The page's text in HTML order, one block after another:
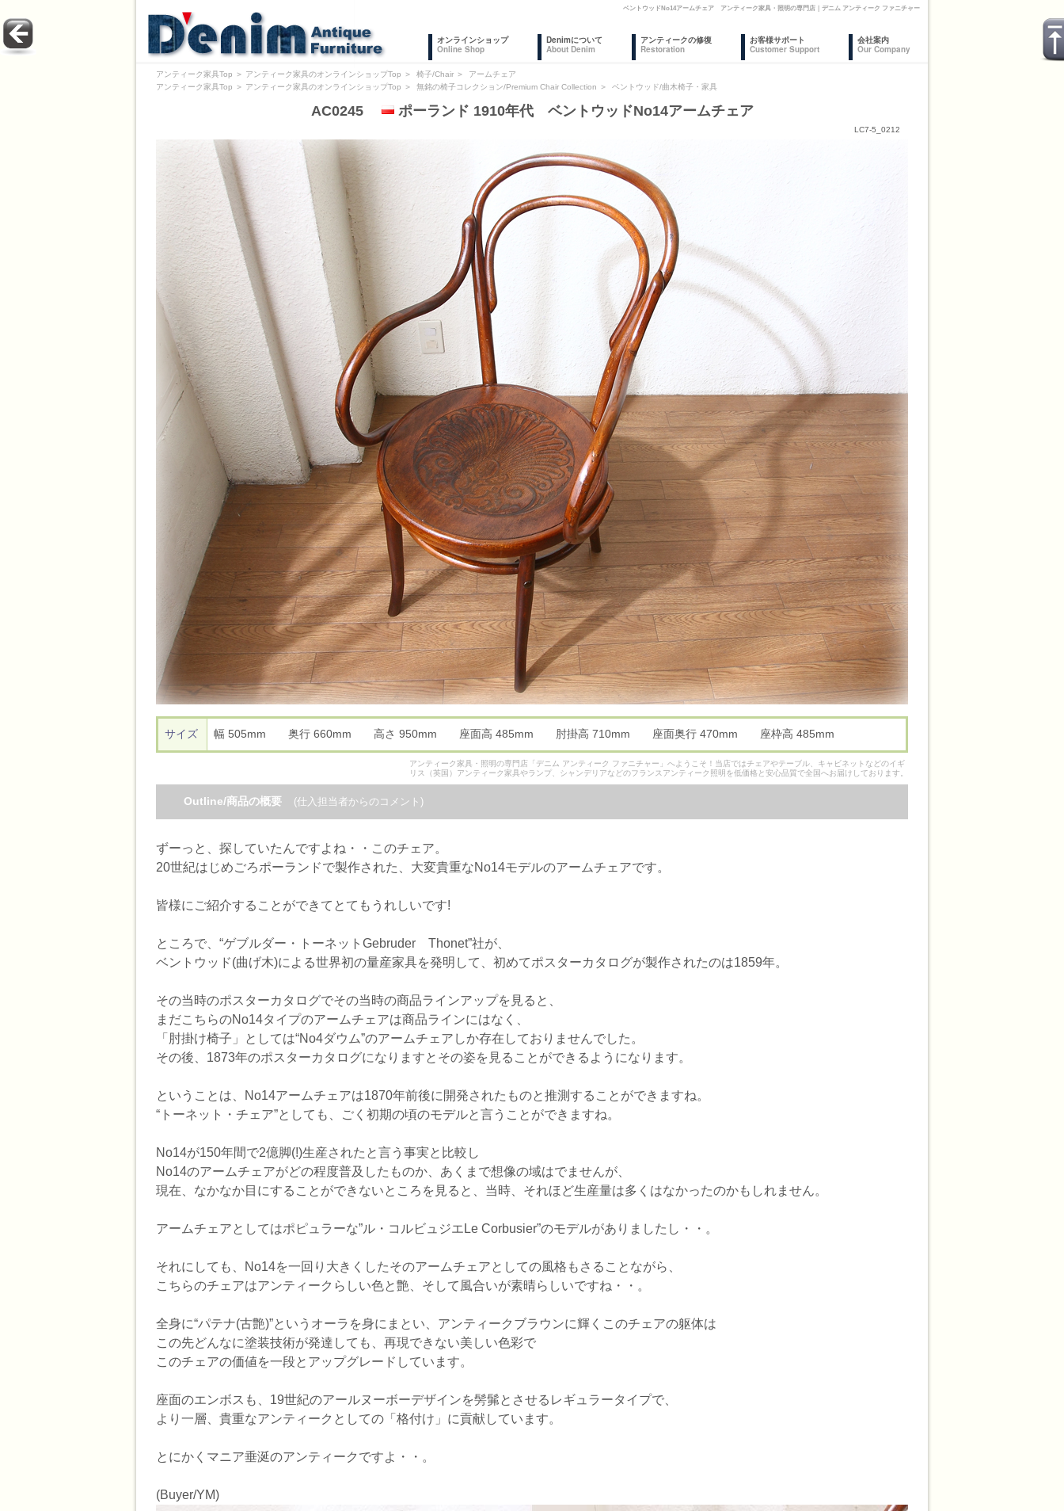
ベントウッドNo14アームチェア アンティーク家具・照明の専門店｜デニム アンティーク ファニチャー
オンラインショップ
Online Shop
Denimについて
About Denim
アンティークの修復
Restoration
お客様サポート
Customer Support
会社案内
Our Company
アンティーク家具Top ＞ アンティーク家具のオンラインショップTop ＞ 椅子/Chair ＞
アームチェア
アンティーク家具Top ＞ アンティーク家具のオンラインショップTop ＞ 無銘の椅子コレクション/Premium Chair Collection ＞ ベントウッド/曲木椅子・家具
AC0245 ポーランド 1910年代 ベントウッドNo14アームチェア
LC7-5_0212
サイズ 幅 505mm 奥行 660mm 高さ 950mm 座面高 485mm 肘掛高 710mm 座面奥行 470mm 座枠高 485mm
アンティーク家具・照明の専門店「デニム アンティーク ファニチャー」へようこそ！当店ではチェアやテーブル、キャビネットなどのイギ
リス（英国）アンティーク家具やランプ、シャンデリアなどのフランスアンティーク照明を低価格と安心品質で全国へお届けしております。
Outline/商品の概要 (仕入担当者からのコメント)
ずーっと、探していたんですよね・・このチェア。
20世紀はじめごろポーランドで製作された、大変貴重なNo14モデルのアームチェアです。
皆様にご紹介することができてとてもうれしいです!
ところで、“ゲブルダー・トーネットGebruder Thonet”社が、
ベントウッド(曲げ木)による世界初の量産家具を発明して、初めてポスターカタログが製作されたのは1859年。
その当時のポスターカタログでその当時の商品ラインアップを見ると、
まだこちらのNo14タイプのアームチェアは商品ラインにはなく、
「肘掛け椅子」としては“No4ダウム”のアームチェアしか存在しておりませんでした。
その後、1873年のポスターカタログになりますとその姿を見ることができるようになります。
ということは、No14アームチェアは1870年前後に開発されたものと推測することができますね。
“トーネット・チェア”としても、ごく初期の頃のモデルと言うことができますね。
No14が150年間で2億脚(!)生産されたと言う事実と比較し
No14のアームチェアがどの程度普及したものか、あくまで想像の域はでませんが、
現在、なかなか目にすることができないところを見ると、当時、それほど生産量は多くはなかったのかもしれません。
アームチェアとしてはポピュラーな”ル・コルビュジエLe Corbusier”のモデルがありましたし・・。
それにしても、No14を一回り大きくしたそのアームチェアとしての風格もさることながら、
こちらのチェアはアンティークらしい色と艶、そして風合いが素晴らしいですね・・。
全身に“パテナ(古艶)”というオーラを身にまとい、アンティークブラウンに輝くこのチェアの躯体は
この先どんなに塗装技術が発達しても、再現できない美しい色彩で
このチェアの価値を一段とアップグレードしています。
座面のエンボスも、19世紀のアールヌーボーデザインを髣髴とさせるレギュラータイプで、
より一層、貴重なアンティークとしての「格付け」に貢献しています。
とにかくマニア垂涎のアンティークですよ・・。
(Buyer/YM)